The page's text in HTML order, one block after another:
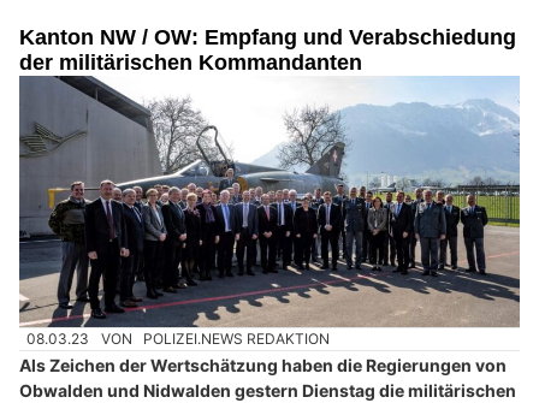
Kanton NW / OW: Empfang und Verabschiedung
der militärischen Kommandanten
08.03.23 VON POLIZEI.NEWS REDAKTION
Als Zeichen der Wertschätzung haben die Regierungen von
Obwalden und Nidwalden gestern Dienstag die militärischen